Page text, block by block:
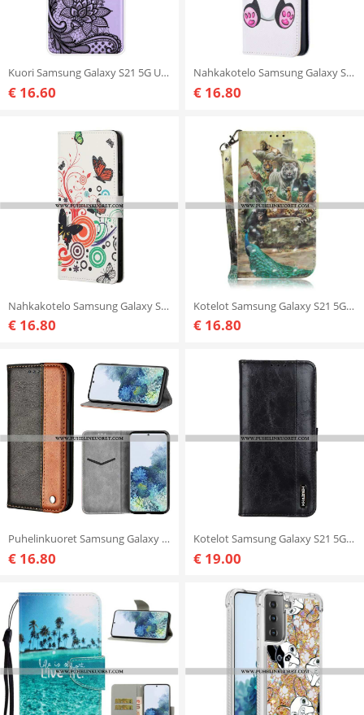
Kuori Samsung Galaxy S21 5G Upea Pitsi
€ 16.60
Nahkakotelo Samsung Galaxy S21 5G Panda Hauskaa
€ 16.80
Nahkakotelo Samsung Galaxy S21 5G Perhosia Ja Kukkia
€ 16.80
Kotelot Samsung Galaxy S21 5G Suojaketju Kuori Thong Safari Animals
€ 16.80
Puhelinkuoret Samsung Galaxy S21 5G Kotelot Flip Kaksisävyinen Nahkaefekti
€ 16.80
Kotelot Samsung Galaxy S21 5G Khazneh Elegance Leather Style
€ 19.00